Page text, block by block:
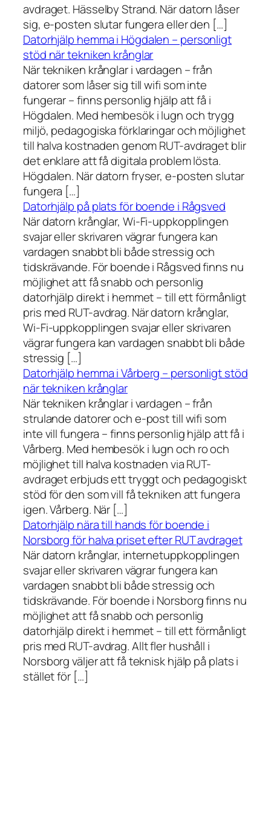
avdraget. Hässelby Strand. När datorn låser
sig, e-posten slutar fungera eller den […]
Datorhjälp hemma i Högdalen – personligt
stöd när tekniken krånglar
När tekniken krånglar i vardagen – från
datorer som låser sig till wifi som inte
fungerar – finns personlig hjälp att få i
Högdalen. Med hembesök i lugn och trygg
miljö, pedagogiska förklaringar och möjlighet
till halva kostnaden genom RUT-avdraget blir
det enklare att få digitala problem lösta.
Högdalen. När datorn fryser, e-posten slutar
fungera […]
Datorhjälp på plats för boende i Rågsved
När datorn krånglar, Wi-Fi-uppkopplingen
svajar eller skrivaren vägrar fungera kan
vardagen snabbt bli både stressig och
tidskrävande. För boende i Rågsved finns nu
möjlighet att få snabb och personlig
datorhjälp direkt i hemmet – till ett förmånligt
pris med RUT-avdrag. När datorn krånglar,
Wi-Fi-uppkopplingen svajar eller skrivaren
vägrar fungera kan vardagen snabbt bli både
stressig […]
Datorhjälp hemma i Vårberg – personligt stöd
när tekniken krånglar
När tekniken krånglar i vardagen – från
strulande datorer och e-post till wifi som
inte vill fungera – finns personlig hjälp att få i
Vårberg. Med hembesök i lugn och ro och
möjlighet till halva kostnaden via RUT-
avdraget erbjuds ett tryggt och pedagogiskt
stöd för den som vill få tekniken att fungera
igen. Vårberg. När […]
Datorhjälp nära till hands för boende i
Norsborg för halva priset efter RUT avdraget
När datorn krånglar, internetuppkopplingen
svajar eller skrivaren vägrar fungera kan
vardagen snabbt bli både stressig och
tidskrävande. För boende i Norsborg finns nu
möjlighet att få snabb och personlig
datorhjälp direkt i hemmet – till ett förmånligt
pris med RUT-avdrag. Allt fler hushåll i
Norsborg väljer att få teknisk hjälp på plats i
stället för […]